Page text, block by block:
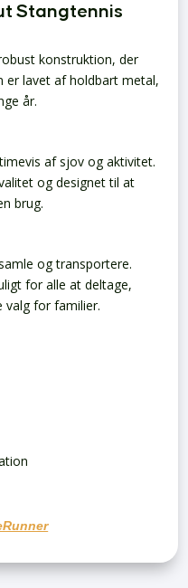
Stangtennis
konstruktion, der
er lavet af holdbart metal,
år.
af sjov og aktivitet.
og designet til at
brug.
og transportere.
for alle at deltage,
valg for familier.